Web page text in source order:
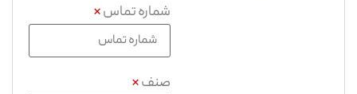
شماره تماس*
صنف*